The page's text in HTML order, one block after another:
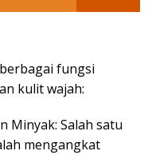
fungsi
kulit wajah:
Minyak: Salah satu
mengangkat